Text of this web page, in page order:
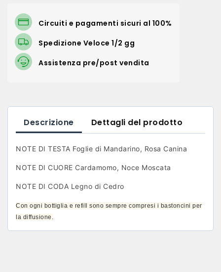
Circuiti e pagamenti sicuri al 100%
Spedizione Veloce 1/2 gg
Assistenza pre/post vendita
Descrizione Dettagli del prodotto
NOTE DI TESTA Foglie di Mandarino, Rosa Canina
NOTE DI CUORE Cardamomo, Noce Moscata
NOTE DI CODA Legno di Cedro
Con ogni bottiglia e refill sono sempre compresi i bastoncini per
la diffusione.